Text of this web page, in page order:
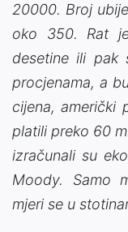
20000. Broj
oko 350. Rat
desetine ili pak
procjenama, a
cijena, američki
platili preko 60
izračunali su
Moody. Samo
mjeri se u